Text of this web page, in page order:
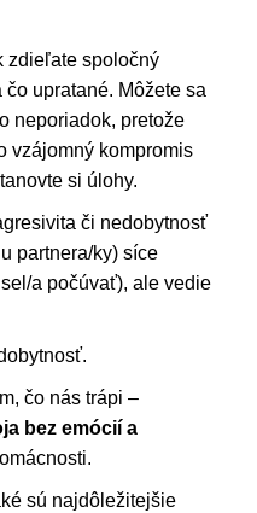
zdieľate spoločný
upratané. Môžete sa
neporiadok, pretože
vzájomný kompromis
si úlohy.
či nedobytnosť
partnera/ky) síce
a počúvať), ale vedie
čo nás trápi –
bez emócií a
sú najdôležitejšie